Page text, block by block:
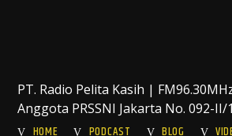
PT. Radio Pelita Kasih |
Anggota PRSSNI Jakarta No. 092-II/
HOME
PODCAST BLOG